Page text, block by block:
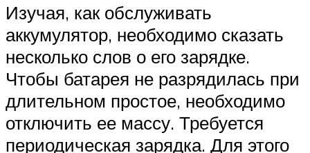
Изучая, как обслуживать
аккумулятор, необходимо сказать
несколько слов о его зарядке.
Чтобы батарея не разрядилась при
длительном простое, необходимо
отключить ее массу. Требуется
периодическая зарядка. Для этого